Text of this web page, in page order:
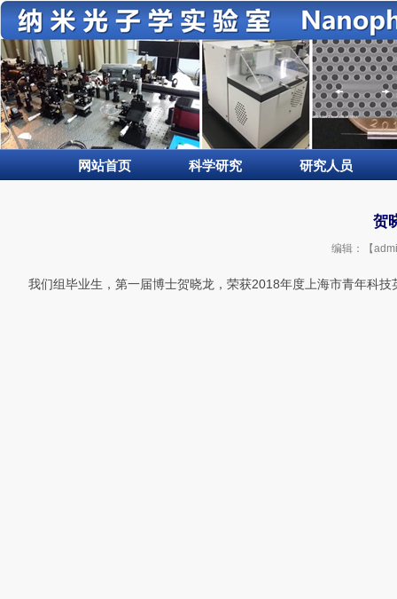
网站首页 科学研究 研究人员
贺
编辑：【
我们组毕业生，第一届博士贺晓龙，荣获2018年度上海市青年科技